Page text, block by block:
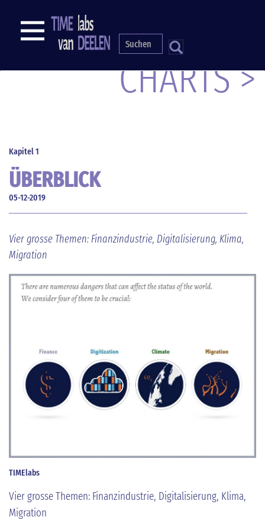
S
NAVIGATION
CHARTS >
Kapitel 1
ÜBERBLICK
05-12-2019
Vier grosse Themen: Finanzindustrie, Digitalisierung, Klima,
Migration
TIMElabs
Vier grosse Themen: Finanzindustrie, Digitalisierung, Klima,
Migration